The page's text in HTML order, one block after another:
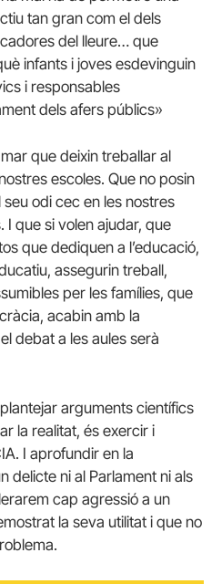
tan gran com el dels
del lleure… que
infants i joves esdevinguin
i responsables
dels afers públics»
que deixin treballar al
escoles. Que no posin
odi cec en les nostres
I que si volen ajudar, que
que dediquen a l’educació,
assegurin treball,
per les famílies, que
acabin amb la
debat a les aules serà
arguments científics
la realitat, és exercir i
I aprofundir en la
delicte ni al Parlament ni als
cap agressió a un
la seva utilitat i que no